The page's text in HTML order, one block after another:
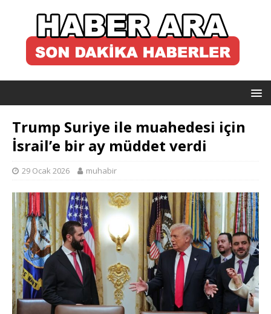
Trump Suriye ile muahedesi için
İsrail’e bir ay müddet verdi
29 Ocak 2026 muhabir